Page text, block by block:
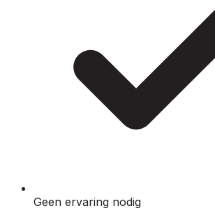
Geen ervaring nodig